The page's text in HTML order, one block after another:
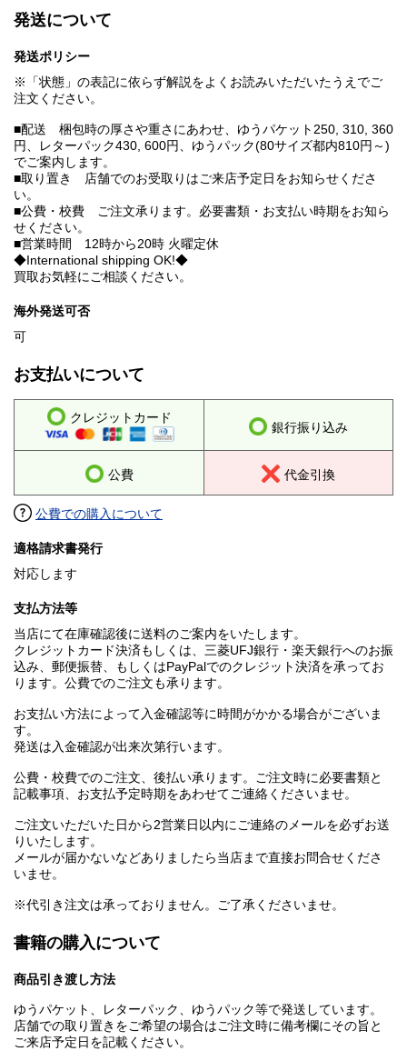
発送について
発送ポリシー
※「状態」の表記に依らず解説をよくお読みいただいたうえでご
注文ください。
■配送 梱包時の厚さや重さにあわせ、ゆうパケット250, 310, 360
円、レターパック430, 600円、ゆうパック(80サイズ都内810円～)
でご案内します。
■取り置き 店舗でのお受取りはご来店予定日をお知らせくださ
い。
■公費・校費 ご注文承ります。必要書類・お支払い時期をお知ら
せください。
■営業時間 12時から20時 火曜定休
◆International shipping OK!◆
買取お気軽にご相談ください。
海外発送可否
可
お支払いについて
クレジットカード
銀行振り込み
公費 代金引換
公費での購入について
適格請求書発行
対応します
支払方法等
当店にて在庫確認後に送料のご案内をいたします。
クレジットカード決済もしくは、三菱UFJ銀行・楽天銀行へのお振
込み、郵便振替、もしくはPayPalでのクレジット決済を承ってお
ります。公費でのご注文も承ります。
お支払い方法によって入金確認等に時間がかかる場合がございま
す。
発送は入金確認が出来次第行います。
公費・校費でのご注文、後払い承ります。ご注文時に必要書類と
記載事項、お支払予定時期をあわせてご連絡くださいませ。
ご注文いただいた日から2営業日以内にご連絡のメールを必ずお送
りいたします。
メールが届かないなどありましたら当店まで直接お問合せくださ
いませ。
※代引き注文は承っておりません。ご了承くださいませ。
書籍の購入について
商品引き渡し方法
ゆうパケット、レターパック、ゆうパック等で発送しています。
店舗での取り置きをご希望の場合はご注文時に備考欄にその旨と
ご来店予定日を記載ください。